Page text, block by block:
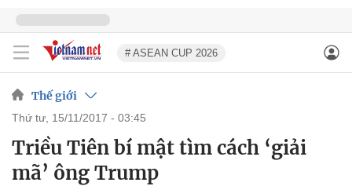
# ASEAN CUP 2026
Thế giới
thứ tư, 15/11/2017 - 03:45
Triều Tiên bí mật tìm cách ‘giải
mã’ ông Trump